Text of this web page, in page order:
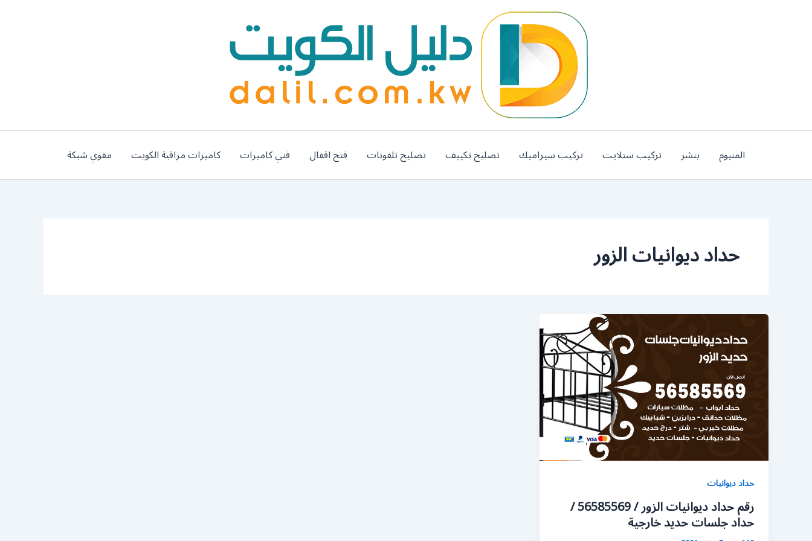
المنيوم بنشر تركيب ستلايت تركيب سيراميك تصليح تكييف تصليح تلفونات فتح اقفال فني كاميرات كاميرات مراقبة الكويت مقوي شبكة
حداد ديوانيات الزور
حداد ديوانيات
رقم حداد ديوانيات الزور / 56585569 /
حداد جلسات حديد خارجية